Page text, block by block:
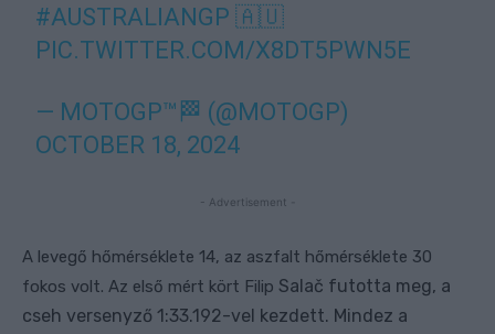
#AUSTRALIANGP 🇦🇺
PIC.TWITTER.COM/X8DT5PWN5E
— MOTOGP™🏁 (@MOTOGP)
OCTOBER 18, 2024
- Advertisement -
A levegő hőmérséklete 14, az aszfalt hőmérséklete 30
fokos volt. Az első mért kört Filip Salač futotta meg, a
cseh versenyző 1:33.192-vel kezdett. Mindez a